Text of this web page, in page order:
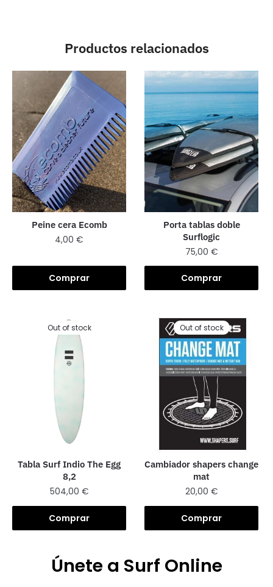
Productos relacionados
Peine cera Ecomb
4,00€
Comprar
Porta tablas doble
Surflogic
75,00 €
Comprar
Out of stock
Tabla Surf Indio The Egg
8,2
504,00 €
Comprar
Out of stock
Cambiador shapers change
mat
20,00 €
Comprar
Únete a Surf Online